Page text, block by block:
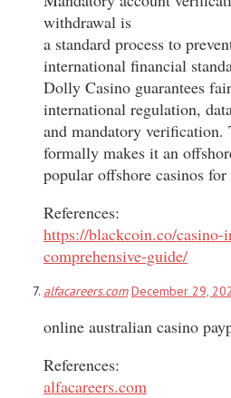
withdrawal is
a standard process to
international financial
Dolly Casino guarantees
international regulation,
and mandatory verification.
formally makes it an
popular offshore casinos
References:
https://blackcoin.co/casino-
comprehensive-guide/
alfacareers.com December 29,
online australian casino
References:
alfacareers.com